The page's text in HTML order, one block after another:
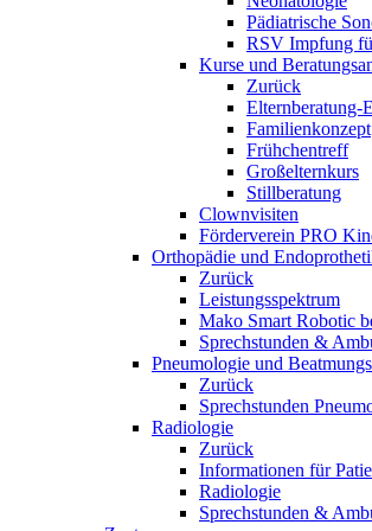
Pädiatrische
RSV Impfung
Kurse und
Zurück
Elternberatung-
Familienkonzept
Frühchentreff
Großelternkurs
Stillberatung
Clownvisiten
Förderverein PRO
Orthopädie und
Zurück
Leistungsspektrum
Mako Smart Robotic
Sprechstunden &
Pneumologie und
Zurück
Sprechstunden
Radiologie
Zurück
Informationen für
Radiologie
Sprechstunden &